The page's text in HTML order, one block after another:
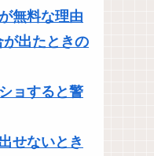
無料な理由
出たときの
ョすると警
せないとき